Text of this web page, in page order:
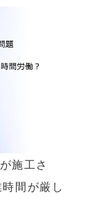
施工さ
間が厳し